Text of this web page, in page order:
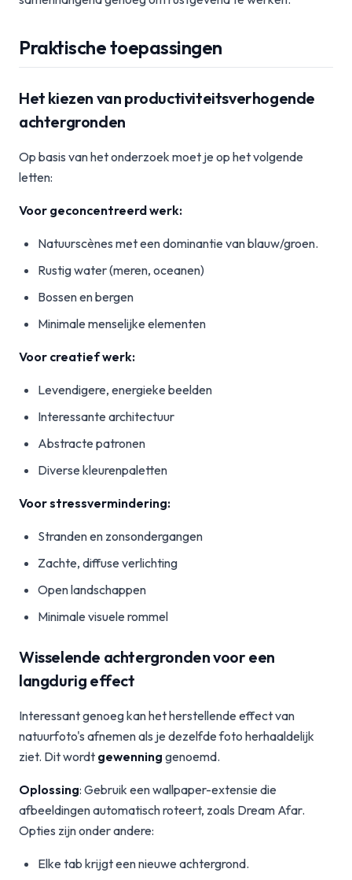
Praktische toepassingen
Het kiezen van productiviteitsverhogende
achtergronden
Op basis van het onderzoek moet je op het volgende
letten:
Voor geconcentreerd werk:
Natuurscènes met een dominantie van blauw/groen.
Rustig water (meren, oceanen)
Bossen en bergen
Minimale menselijke elementen
Voor creatief werk:
Levendigere, energieke beelden
Interessante architectuur
Abstracte patronen
Diverse kleurenpaletten
Voor stressvermindering:
Stranden en zonsondergangen
Zachte, diffuse verlichting
Open landschappen
Minimale visuele rommel
Wisselende achtergronden voor een
langdurig effect
Interessant genoeg kan het herstellende effect van
natuurfoto's afnemen als je dezelfde foto herhaaldelijk
ziet. Dit wordt gewenning genoemd.
Oplossing: Gebruik een wallpaper-extensie die
afbeeldingen automatisch roteert, zoals Dream Afar.
Opties zijn onder andere:
Elke tab krijgt een nieuwe achtergrond.